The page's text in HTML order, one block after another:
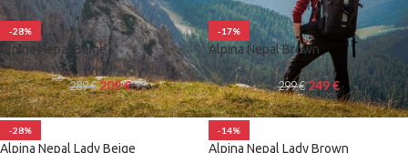
-28%
Alpina Nepal Beige
289€ 209€
-17%
Alpina Nepal Brown
299€ 249€
-28%
Alpina Nepal Lady Beige
-14%
Alpina Nepal Lady Brown